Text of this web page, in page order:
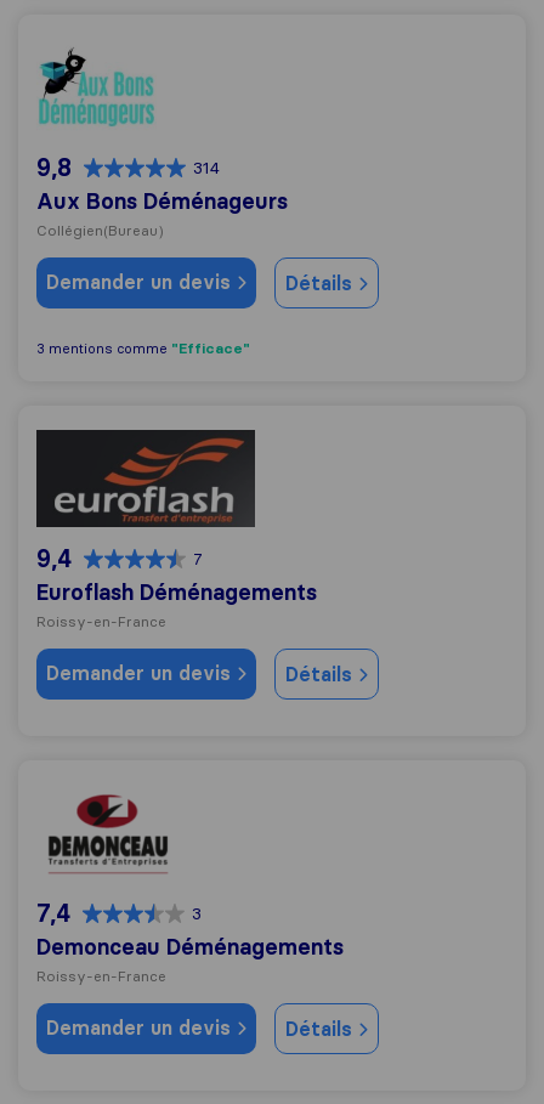
Aux Bons Déménageurs
9,8 314
Aux Bons Déménageurs
Collégien(Bureau)
Demander un devis Détails
3 mentions comme "Efficace"
Euroflash Déménagements
9,4 7
Euroflash Déménagements
Roissy-en-France
Demander un devis Détails
Demonceau Déménagements
7,4 3
Demonceau Déménagements
Roissy-en-France
Demander un devis Détails